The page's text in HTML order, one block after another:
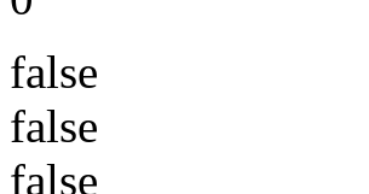
false
false
false